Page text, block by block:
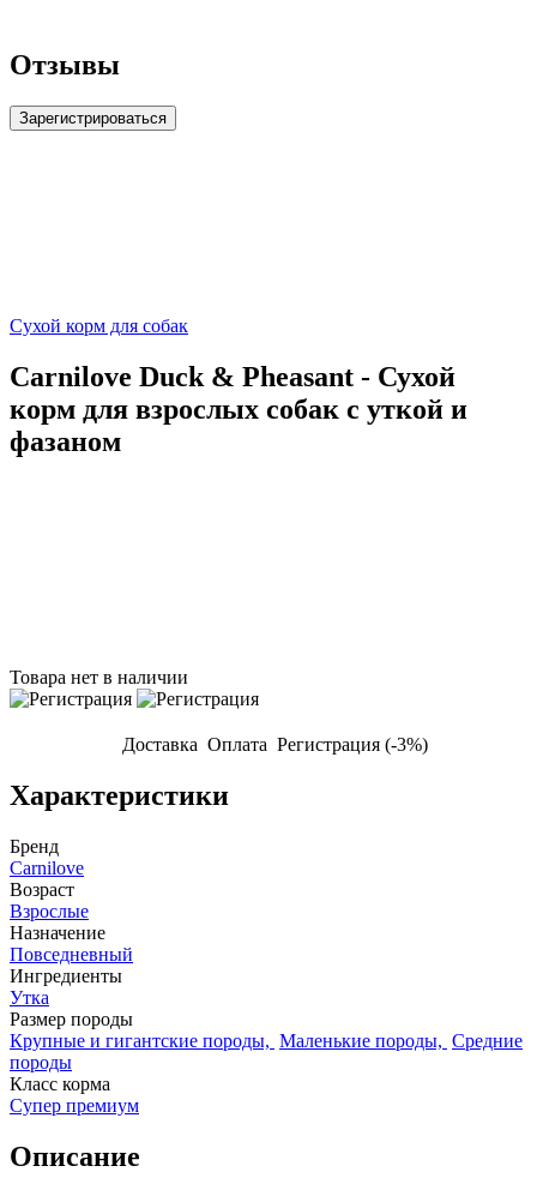
Отзывы
Зарегистрироваться
Сухой корм для собак
Carnilove Duck & Pheasant - Сухой
корм для взрослых собак с уткой и
фазаном
Товара нет в наличии
Доставка Оплата Регистрация (-3%)
Характеристики
Бренд
Carnilove
Возраст
Взрослые
Назначение
Повседневный
Ингредиенты
Утка
Размер породы
Крупные и гигантские породы, Маленькие породы, Средние
породы
Класс корма
Супер премиум
Описание